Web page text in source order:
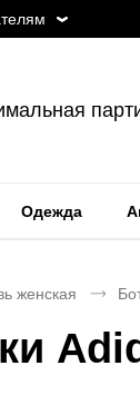
Одежда
женская